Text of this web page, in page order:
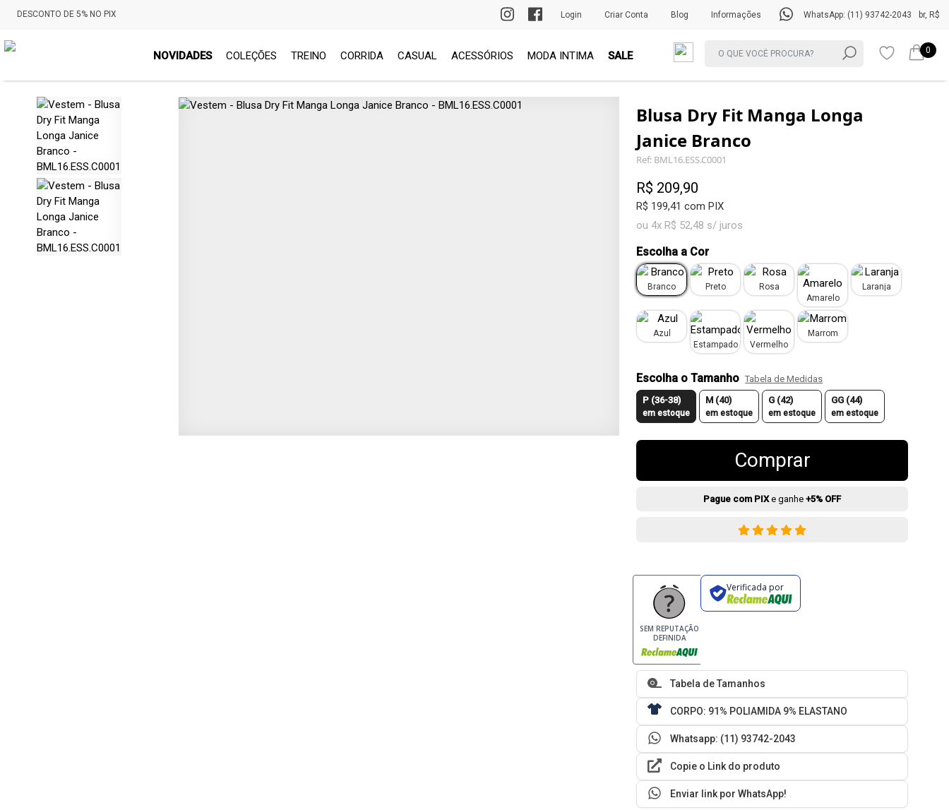
DESCONTO DE 5% NO PIX PRIMEIRA TROCA GRÁTIS br, R$
WhatsApp: (11) 93742-2043
Informações
Blog
Criar Conta
Login
NOVIDADES COLEÇÕES TREINO CORRIDA CASUAL ACESSÓRIOS MODA INTIMA SALE 0
Blusa Dry Fit Manga Longa
Janice Branco
Ref: BML16.ESS.C0001
R$ 209,90
R$ 199,41 com PIX
ou 4x R$ 52,48 s/ juros
Escolha a Cor
Branco Preto
Rosa
Amarelo
Laranja
Azul
Estampado
Vermelho
Marrom
Escolha o Tamanho Tabela de Medidas
P (36-38)
em estoque
M (40)
em estoque
G (42)
em estoque
GG (44)
em estoque
Comprar
Pague com PIXe ganhe+5% OFF
SEM REPUTAÇÃO
DEFINIDA
Verificada por
Tabela de Tamanhos
CORPO: 91% POLIAMIDA 9% ELASTANO
Whatsapp: (11) 93742-2043
Copie o Link do produto
Enviar link por WhatsApp!